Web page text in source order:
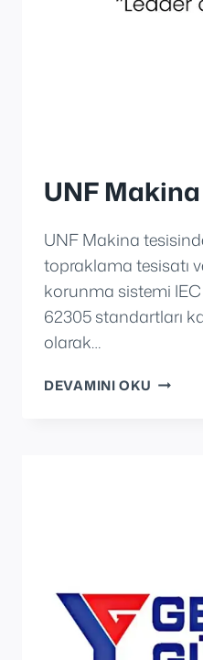
UNF Makina
UNF Makina
topraklama tesisatı
korunma sistemi
62305 standartları
olarak…
DEVAMINI OKU UNF